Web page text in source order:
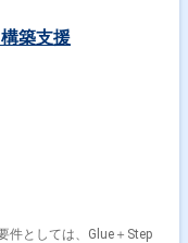
築支援
件としては、Glue＋Step